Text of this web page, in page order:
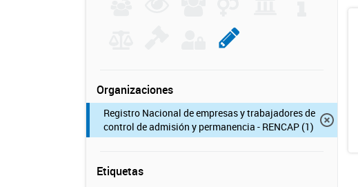
Organizaciones
Registro Nacional de empresas y trabajadores de
control de admisión y permanencia - RENCAP (1)
Etiquetas